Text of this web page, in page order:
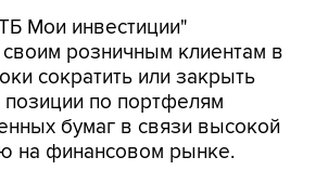
сократить или закрыть
по портфелям
бумаг в связи высокой
на финансовом рынке.
для минимизации риска